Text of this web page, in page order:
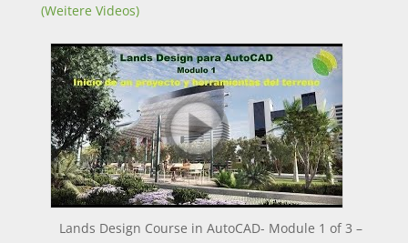
(Weitere Videos)
Lands Design Course in AutoCAD- Module 1 of 3 –